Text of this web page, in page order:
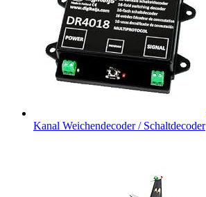
Kanal Weichendecoder / Schaltdecoder